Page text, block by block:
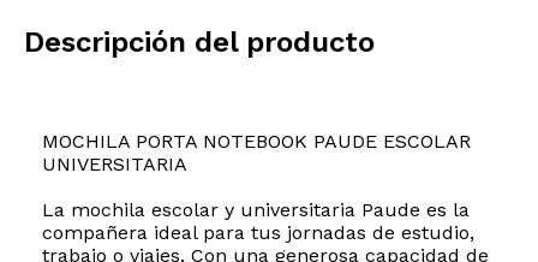
Descripción del producto
MOCHILA PORTA NOTEBOOK PAUDE ESCOLAR
UNIVERSITARIA
La mochila escolar y universitaria Paude es la
compañera ideal para tus jornadas de estudio,
trabajo o viajes. Con una generosa capacidad de